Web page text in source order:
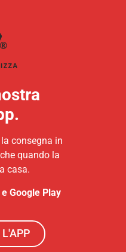
consegna in
quando la
casa.
Google Play